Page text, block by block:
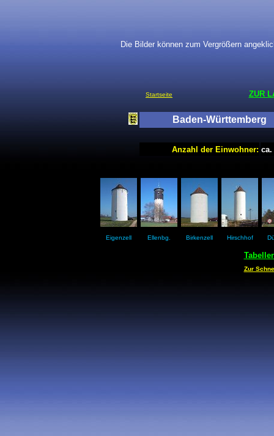
Die Bilder können zum Vergrößern
Startseite ZUR
Baden-Württemberg
Anzahl der Einwohner: ca.
Eigenzell Ellenbg. Birkenzell Hirschhof
Zur